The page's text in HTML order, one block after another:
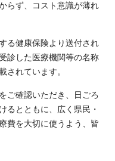
らず、コスト意識が薄れ
る健康保険より送付され
診した医療機関等の名称
されています。
ご確認いただき、日ごろ
るとともに、広く県民・
費を大切に使うよう、皆